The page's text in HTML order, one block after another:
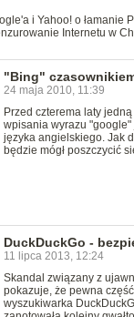
i Yahoo! o łamanie
Internetu w
"Bing"
24 maja 2010, 11:39
Przed czterema laty
wpisania wyrazu
języka angielskiego. Jak
będzie mógł poszczycić
DuckDuckGo -
11 lipca 2013, 12:24
Skandal związany z
pokazuje, że pewna
wyszukiwarka